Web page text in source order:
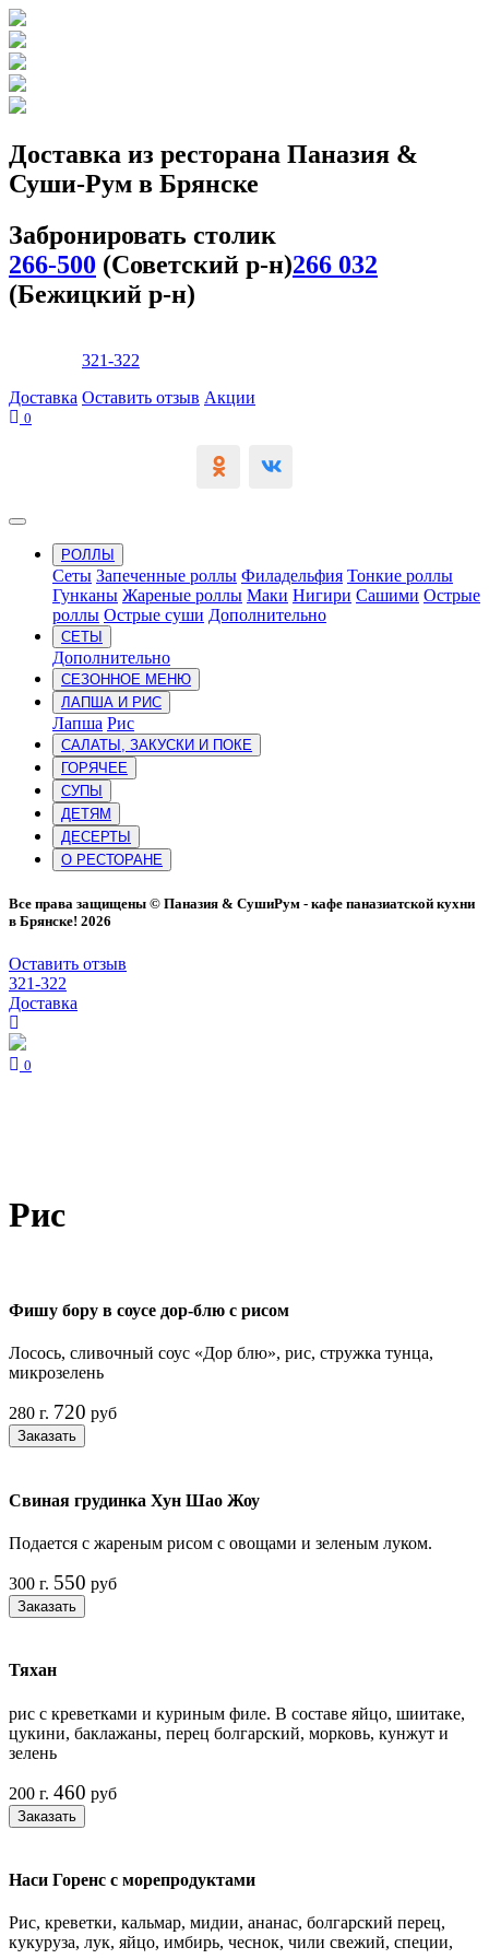
Доставка из ресторана Паназия &
Суши-Рум в Брянске
Забронировать столик
266-500 (Советский р-н)266 032
(Бежицкий р-н)
321-322
Доставка Оставить отзыв Акции
0
РОЛЛЫ
Сеты Запеченные роллы Филадельфия Тонкие роллы
Гунканы Жареные роллы Маки Нигири Сашими Острые
роллы Острые суши Дополнительно
СЕТЫ
Дополнительно
СЕЗОННОЕ МЕНЮ
ЛАПША И РИС
Лапша Рис
САЛАТЫ, ЗАКУСКИ И ПОКЕ
ГОРЯЧЕЕ
СУПЫ
ДЕТЯМ
ДЕСЕРТЫ
О РЕСТОРАНЕ
Все права защищены © Паназия & СушиРум - кафе паназиатской кухни
в Брянске! 2026
Оставить отзыв
321-322
Доставка
0
Рис
Фишу бору в соусе дор-блю с рисом
Лосось, сливочный соус «Дор блю», рис, стружка тунца,
микрозелень
280 г. 720 руб
Заказать
Свиная грудинка Хун Шао Жоу
Подается с жареным рисом с овощами и зеленым луком.
300 г. 550 руб
Заказать
Тяхан
рис с креветками и куриным филе. В составе яйцо, шиитаке,
цукини, баклажаны, перец болгарский, морковь, кунжут и
зелень
200 г. 460 руб
Заказать
Наси Горенс с морепродуктами
Рис, креветки, кальмар, мидии, ананас, болгарский перец,
кукуруза, лук, яйцо, имбирь, чеснок, чили свежий, специи,